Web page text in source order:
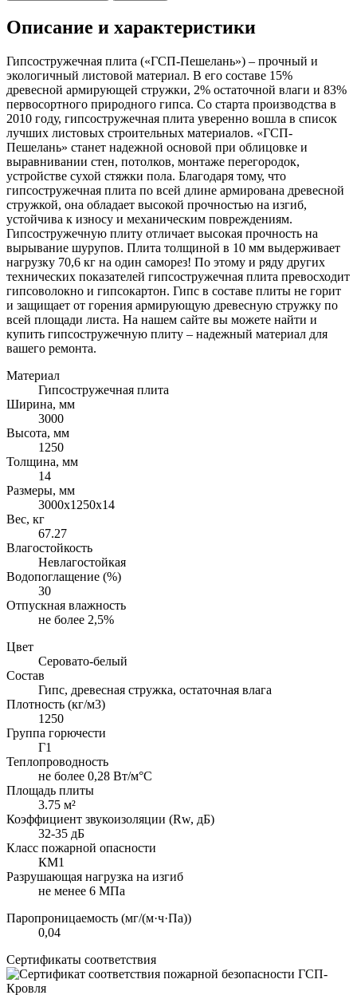
Описание и характеристики
Гипсостружечная плита («ГСП-Пешелань») – прочный и
экологичный листовой материал. В его составе 15%
древесной армирующей стружки, 2% остаточной влаги и 83%
первосортного природного гипса. Со старта производства в
2010 году, гипсостружечная плита уверенно вошла в список
лучших листовых строительных материалов. «ГСП-
Пешелань» станет надежной основой при облицовке и
выравнивании стен, потолков, монтаже перегородок,
устройстве сухой стяжки пола. Благодаря тому, что
гипсостружечная плита по всей длине армирована древесной
стружкой, она обладает высокой прочностью на изгиб,
устойчива к износу и механическим повреждениям.
Гипсостружечную плиту отличает высокая прочность на
вырывание шурупов. Плита толщиной в 10 мм выдерживает
нагрузку 70,6 кг на один саморез! По этому и ряду других
технических показателей гипсостружечная плита превосходит
гипсоволокно и гипсокартон. Гипс в составе плиты не горит
и защищает от горения армирующую древесную стружку по
всей площади листа. На нашем сайте вы можете найти и
купить гипсостружечную плиту – надежный материал для
вашего ремонта.
Материал
Гипсостружечная плита
Ширина, мм
3000
Высота, мм
1250
Толщина, мм
14
Размеры, мм
3000х1250х14
Вес, кг
67.27
Влагостойкость
Невлагостойкая
Водопоглащение (%)
30
Отпускная влажность
не более 2,5%
Цвет
Серовато-белый
Состав
Гипс, древесная стружка, остаточная влага
Плотность (кг/м3)
1250
Группа горючести
Г1
Теплопроводность
не более 0,28 Вт/м°С
Площадь плиты
3.75 м²
Коэффициент звукоизоляции (Rw, дБ)
32-35 дБ
Класс пожарной опасности
КМ1
Разрушающая нагрузка на изгиб
не менее 6 МПа
Паропроницаемость (мг/(м·ч·Па))
0,04
Сертификаты соответствия